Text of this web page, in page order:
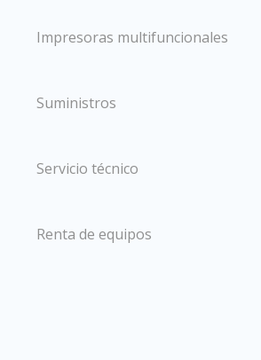
Impresoras multifuncionales
Suministros
Servicio técnico
Renta de equipos